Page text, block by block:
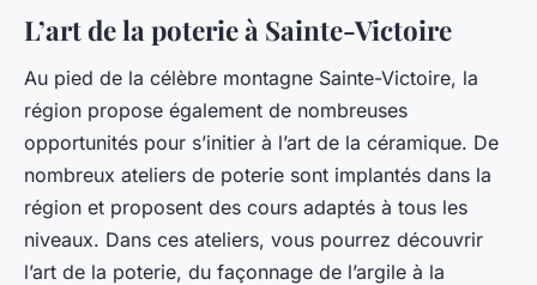
L’art de la poterie à Sainte-Victoire
Au pied de la célèbre montagne Sainte-Victoire, la
région propose également de nombreuses
opportunités pour s’initier à l’art de la céramique. De
nombreux ateliers de poterie sont implantés dans la
région et proposent des cours adaptés à tous les
niveaux. Dans ces ateliers, vous pourrez découvrir
l’art de la poterie, du façonnage de l’argile à la